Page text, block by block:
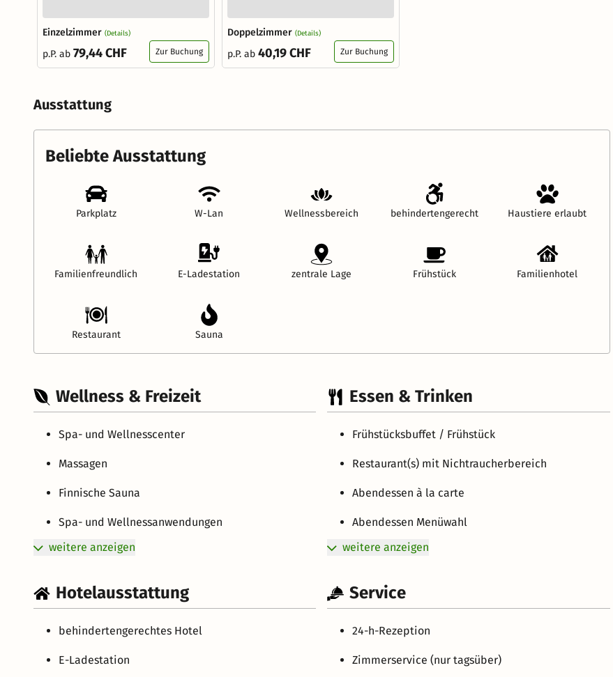
Einzelzimmer (Details)
p.P. ab 79,44 CHF Zur Buchung
Doppelzimmer (Details)
p.P. ab 40,19 CHF Zur Buchung
Ausstattung
Beliebte Ausstattung
Parkplatz W-Lan Wellnessbereich behindertengerecht Haustiere erlaubt
Familienfreundlich E-Ladestation zentrale Lage Frühstück Familienhotel
Restaurant Sauna
Wellness & Freizeit
Spa- und Wellnesscenter
Massagen
Finnische Sauna
Spa- und Wellnessanwendungen
weitere anzeigen
Essen & Trinken
Frühstücksbuffet / Frühstück
Restaurant(s) mit Nichtraucherbereich
Abendessen à la carte
Abendessen Menüwahl
weitere anzeigen
Hotelausstattung
behindertengerechtes Hotel
E-Ladestation
Service
24-h-Rezeption
Zimmerservice (nur tagsüber)